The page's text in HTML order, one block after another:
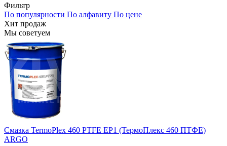
Фильтр
По популярности По алфавиту По цене
Хит продаж
Мы советуем
Смазка TermoPlex 460 PTFE EP1 (ТермоПлекс 460 ПТФЕ)
ARGO